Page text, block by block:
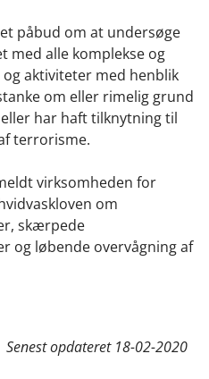
påbud om at undersøge
med alle komplekse og
aktiviteter med henblik
om eller rimelig grund
har haft tilknytning til
terrorisme.
virksomheden for
om
skærpede
og løbende overvågning af
Senest opdateret 18-02-2020